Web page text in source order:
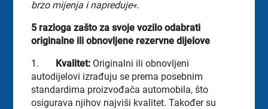
brzo mijenja i napreduje«.
5 razloga zašto za svoje vozilo odabrati
originalne ili obnovljene rezervne dijelove
1.
Kvalitet: Originalni ili obnovljeni
autodijelovi izrađuju se prema posebnim
standardima proizvođača automobila, što
osigurava njihov najviši kvalitet. Također su